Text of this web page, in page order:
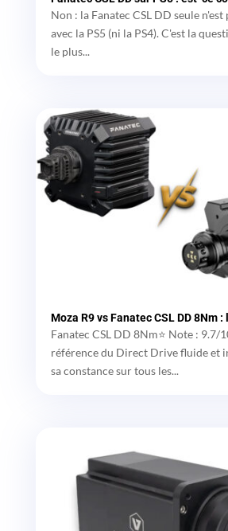
Non : la Fanatec CSL DD seule
avec la PS5 (ni la PS4). C'est la
le plus...
Moza R9 vs Fanatec CSL DD 8Nm
Fanatec CSL DD 8Nm⭐ Note : 9.7/
référence du Direct Drive fluide et
sa constance sur tous les...